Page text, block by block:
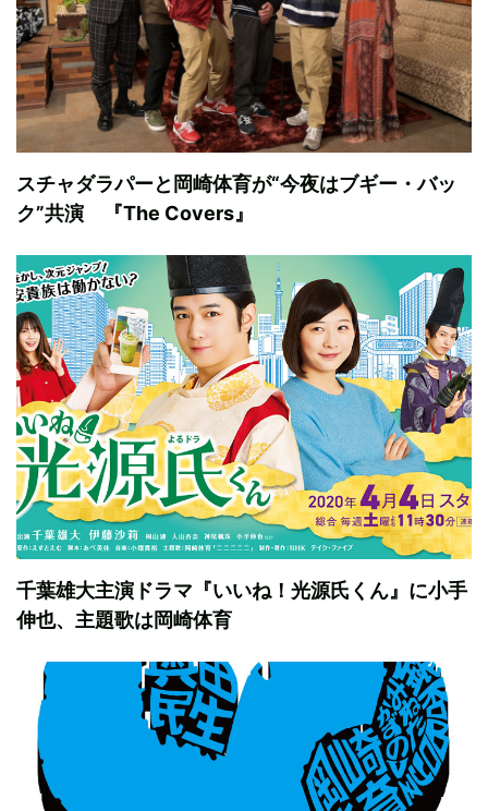
スチャダラパーと岡崎体育が“今夜はブギー・バッ
ク”共演 『The Covers』
千葉雄大主演ドラマ『いいね！光源氏くん』に小手
伸也、主題歌は岡崎体育